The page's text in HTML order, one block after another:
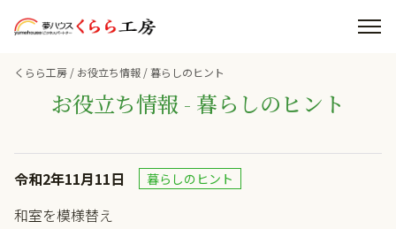
くらら工房 / お役立ち情報 / 暮らしのヒント
お役立ち情報 - 暮らしのヒント
令和2年11月11日 暮らしのヒント
和室を模様替え